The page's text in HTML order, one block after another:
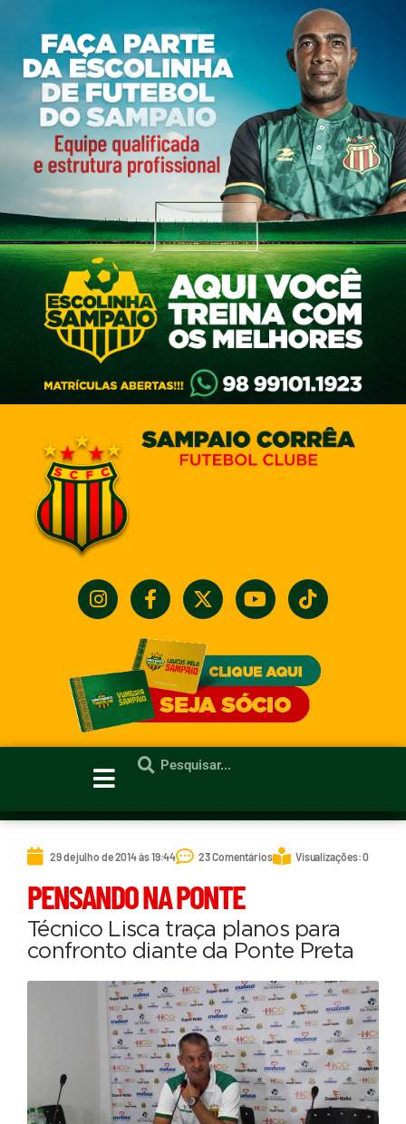
29 de julho de 2014 às 19:44 23 Comentários Visualizações: 0
PENSANDO NA PONTE
Técnico Lisca traça planos para
confronto diante da Ponte Preta